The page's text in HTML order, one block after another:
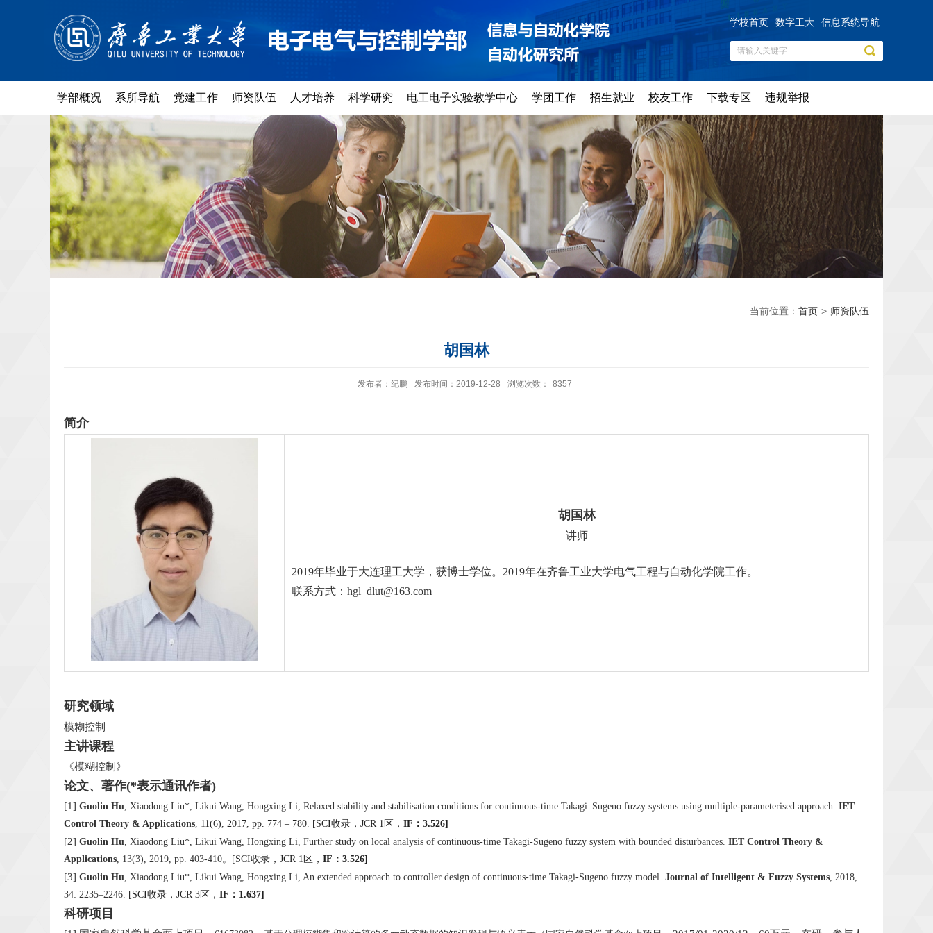
学校首页 数字工大 信息系统导航
学部概况 系所导航 党建工作 师资队伍 人才培养 科学研究 电工电子实验教学中心 学团工作 招生就业 校友工作 下载专区 违规举报
当前位置： 首页 > 师资队伍
胡国林
发布者：纪鹏 发布时间：2019-12-28 浏览次数： 8357
简介
胡国林
讲师
2019年毕业于大连理工大学，获博士学位。 2019年在齐鲁工业大学电气工程与自动化学院工作。
联系方式： hgl_dlut@163.com
研究领域
模糊控制
主讲课程
《模糊控制》
论文、著作(*表示通讯作者)
[1] Guolin Hu, Xiaodong Liu*, Likui Wang, Hongxing Li, Relaxed stability and stabilisation conditions for continuous-time Takagi–Sugeno fuzzy systems using multiple-parameterised approach. IET
Control Theory & Applications, 11(6), 2017, pp. 774 – 780. [SCI收录， JCR 1 区， IF ： 3.526]
[2] Guolin Hu, Xiaodong Liu*, Likui Wang, Hongxing Li, Further study on local analysis of continuous-time Takagi-Sugeno fuzzy system with bounded disturbances. IET Control Theory &
Applications, 13(3), 2019, pp. 403-410。 [SCI收录， JCR 1 区， IF ： 3.526]
[3] Guolin Hu, Xiaodong Liu*, Likui Wang, Hongxing Li, An extended approach to controller design of continuous-time Takagi-Sugeno fuzzy model. Journal of Intelligent & Fuzzy Systems, 2018,
34: 2235–2246. [SCI收录， JCR 3区， IF ： 1.637]
科研项目